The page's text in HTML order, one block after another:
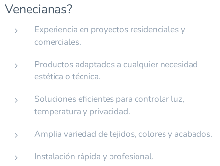
Venecianas?
Experiencia en proyectos residenciales y
comerciales.
Productos adaptados a cualquier necesidad
estética o técnica.
Soluciones eficientes para controlar luz,
temperatura y privacidad.
Amplia variedad de tejidos, colores y acabados.
Instalación rápida y profesional.